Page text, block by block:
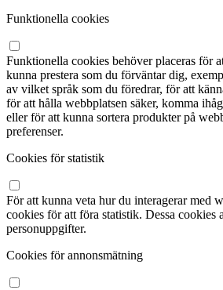
Funktionella cookies
Funktionella cookies behöver placeras för
kunna prestera som du förväntar dig,
av vilket språk som du föredrar, för att
för att hålla webbplatsen säker, komma
eller för att kunna sortera produkter på
preferenser.
Cookies för statistik
För att kunna veta hur du interagerar med
cookies för att föra statistik. Dessa cookies
personuppgifter.
Cookies för annonsmätning